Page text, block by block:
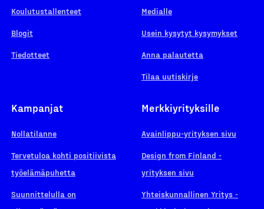
Koulutustallenteet
Blogit
Tiedotteet
Medialle
Usein kysytyt kysymykset
Anna palautetta
Tilaa uutiskirje
Kampanjat
Nollatilanne
Tervetuloa kohti positiivista
työelämäpuhetta
Suunnittelulla on
Merkkiyrityksille
Avainlippu-yrityksen sivu
Design from Finland -
yrityksen sivu
Yhteiskunnallinen Yritys -